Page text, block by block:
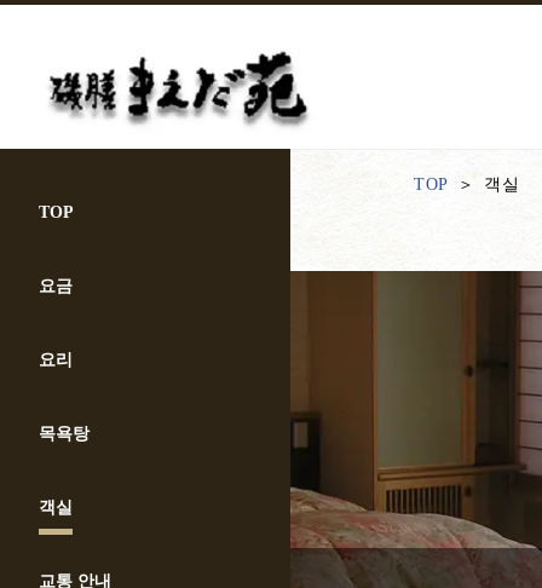
TOP
요금
요리
목욕탕
객실
교통 안내
TOP 객실